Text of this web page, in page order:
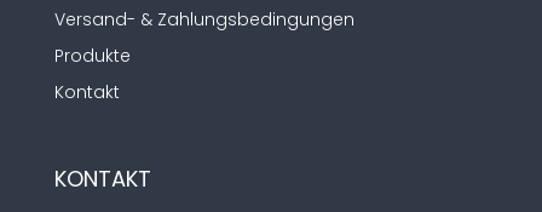
Versand- & Zahlungsbedingungen
Produkte
Kontakt
KONTAKT